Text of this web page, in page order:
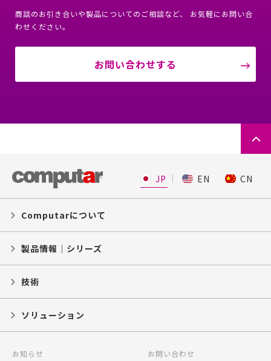
商談のお引き合いや製品についてのご相談など、 お気軽にお問い合
わせください。
お問い合わせする
JP EN CN
Computarについて
製品情報｜シリーズ
技術
ソリューション
お知らせ お問い合わせ